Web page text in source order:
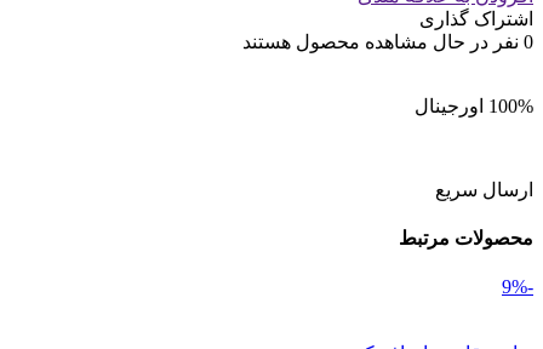
اشتراک گذاری
0 نفر در حال مشاهده محصول هستند
100% اورجینال
ارسال سریع
محصولات مرتبط
-9%